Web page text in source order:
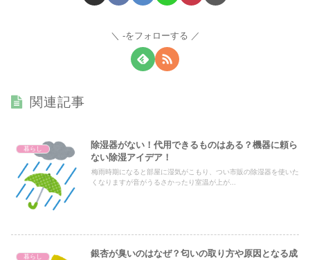
-をフォローする
関連記事
暮らし
除湿器がない！代用できるものはある？機器に頼ら
ない除湿アイデア！
梅雨時期になると部屋に湿気がこもり、つい市販の除湿器を使いた
くなりますが音がうるさかったり室温が上が...
暮らし 銀杏が臭いのはなぜ？匂いの取り方や原因となる成